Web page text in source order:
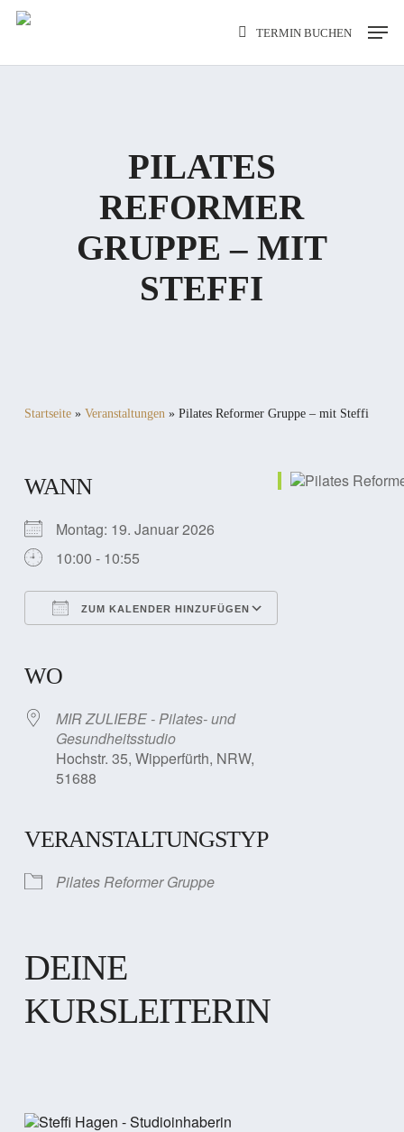
Skip
TERMIN BUCHEN
Menu
PILATES
REFORMER
GRUPPE – MIT
STEFFI
Startseite» Veranstaltungen» Pilates Reformer Gruppe – mit Steffi
WANN
Montag: 19. Januar 2026
10:00 - 10:55
ZUM KALENDER HINZUFÜGEN
WO
MIR ZULIEBE - Pilates- und
Gesundheitsstudio
Hochstr. 35, Wipperfürth, NRW,
51688
VERANSTALTUNGSTYP
Pilates Reformer Gruppe
DEINE
KURSLEITERIN